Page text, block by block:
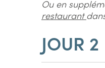
Ou en
restaurant
JOUR 2